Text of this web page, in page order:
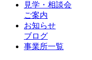
見学・相談会
ご案内
お知らせ
ブログ
事業所一覧